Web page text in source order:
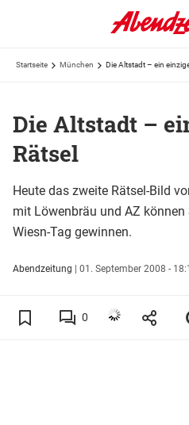
Startseite München Die Altstadt – ein
Die Altstadt –
Rätsel
Heute das zweite Rätsel-Bild
mit Löwenbräu und AZ
Wiesn-Tag gewinnen.
Abendzeitung | 01. September 2008 -
0